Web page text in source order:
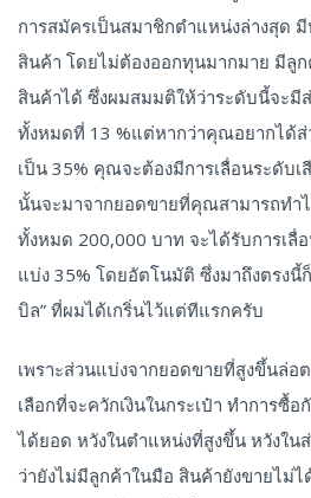
การสมัครเป็นสมาชิกตำแหน่งล่างสุด
สินค้า โดยไม่ต้องออกทุนมากมาย มีลู
สินค้าได้ ซึ่งผมสมมติให้ว่าระดับนี้จะมี
ทั้งหมดที่ 13 %แต่หากว่าคุณอยากได้
เป็น 35% คุณจะต้องมีการเลื่อนระดับเ
นั้นจะมาจากยอดขายที่คุณสามารถทำ
ทั้งหมด 200,000 บาท จะได้รับการเลื่
แบ่ง 35% โดยอัตโนมัติ ซึ่งมาถึงตรงนี้
บิล” ที่ผมได้เกริ่นไว้แต่ทีแรกครับ
เพราะส่วนแบ่งจากยอดขายที่สูงขึ้นล่อ
เลือกที่จะควักเงินในกระเป๋า ทำการซื้
ได้ยอด หวังในตำแหน่งที่สูงขึ้น หวังใ
ว่ายังไม่มีลูกค้าในมือ สินค้ายังขายไม่ไ